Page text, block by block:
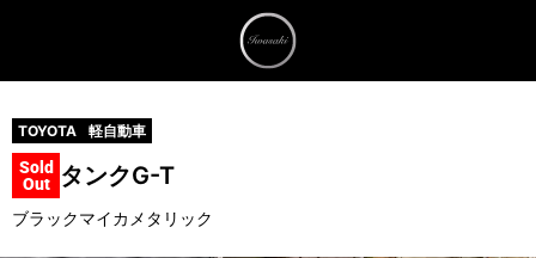
TOYOTA 軽自動車
Sold
Out
タンクG-T
ブラックマイカメタリック